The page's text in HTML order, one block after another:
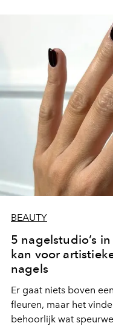
BEAUTY
5 nagelstudio’s
kan voor
nagels
Er gaat niets boven
fleuren, maar het
behoorlijk wat